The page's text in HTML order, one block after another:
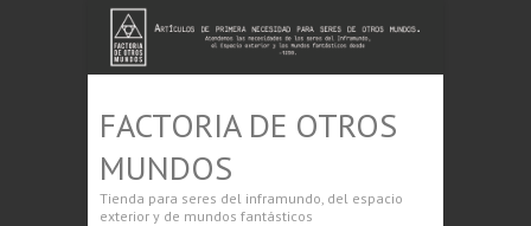
FACTORIA DE OTROS
MUNDOS
Tienda para seres del inframundo, del espacio
exterior y de mundos fantásticos